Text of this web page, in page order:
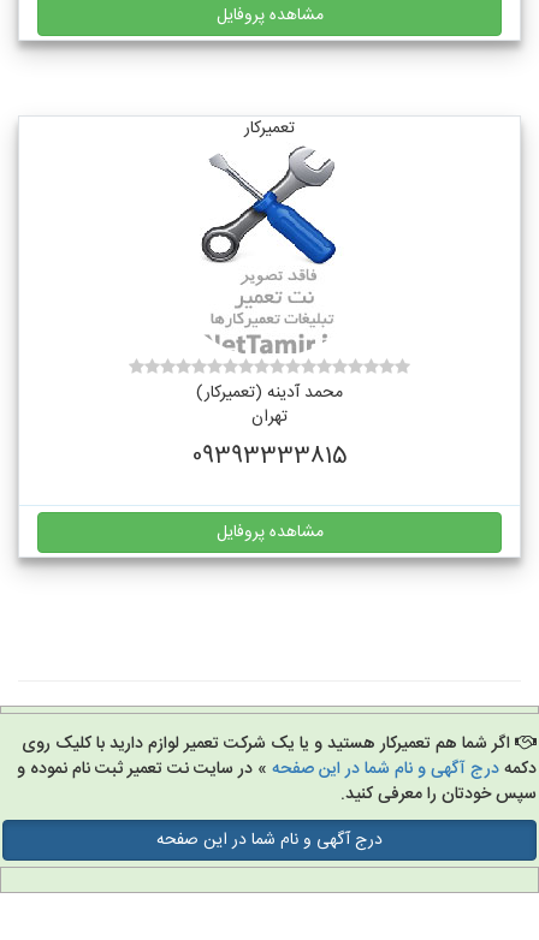
مشاهده پروفایل
تعمیرکار
محمد آدینه (تعمیرکار)
تهران
09393333815
مشاهده پروفایل
اگر شما هم تعمیرکار هستید و یا یک شرکت تعمیر لوازم دارید با کلیک روی
درج آگهی و نام شما در این صفحه» در سایت نت تعمیر ثبت نام نموده و
خودتان را معرفی کنید.
درج آگهی و نام شما در این صفحه